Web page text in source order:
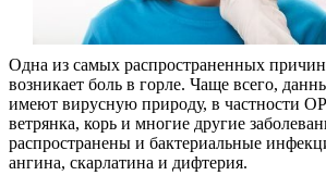
Одна из самых распространенных
возникает боль в горле. Чаще всего,
имеют вирусную природу, в частности
ветрянка, корь и многие другие
распространены и бактериальные
ангина, скарлатина и дифтерия.